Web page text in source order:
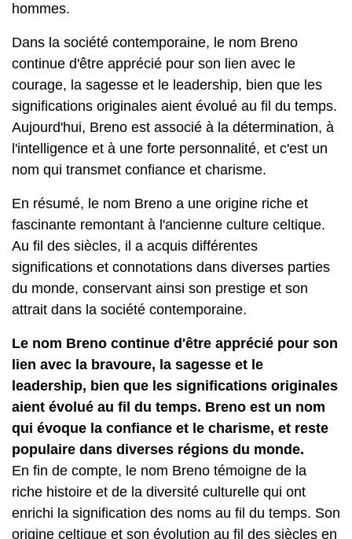
hommes.
Dans la société contemporaine, le nom Breno
continue d'être apprécié pour son lien avec le
courage, la sagesse et le leadership, bien que les
significations originales aient évolué au fil du temps.
Aujourd'hui, Breno est associé à la détermination, à
l'intelligence et à une forte personnalité, et c'est un
nom qui transmet confiance et charisme.
En résumé, le nom Breno a une origine riche et
fascinante remontant à l'ancienne culture celtique.
Au fil des siècles, il a acquis différentes
significations et connotations dans diverses parties
du monde, conservant ainsi son prestige et son
attrait dans la société contemporaine.
Le nom Breno continue d'être apprécié pour son
lien avec la bravoure, la sagesse et le
leadership, bien que les significations originales
aient évolué au fil du temps. Breno est un nom
qui évoque la confiance et le charisme, et reste
populaire dans diverses régions du monde.
En fin de compte, le nom Breno témoigne de la
riche histoire et de la diversité culturelle qui ont
enrichi la signification des noms au fil du temps. Son
origine celtique et son évolution au fil des siècles en